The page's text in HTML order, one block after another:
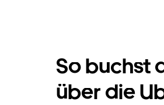
So buchst
über die